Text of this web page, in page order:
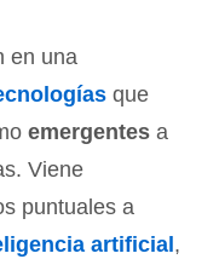
en una
que
emergentes a
Viene
puntuales a
artificial ,